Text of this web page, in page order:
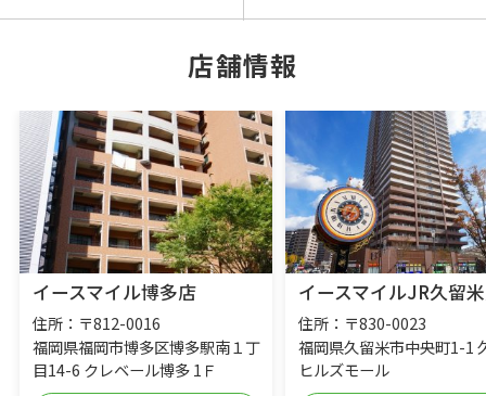
店舗情報
イースマイル博多店
住所：〒812-0016
福岡県福岡市博多区博多駅南１丁
目14-6 クレベール博多 1Ｆ
イースマイルJR久留
住所：〒830-0023
福岡県久留米市中央町1-1
ヒルズモール